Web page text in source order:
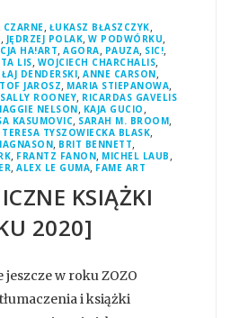
CZARNE, ŁUKASZ BŁASZCZYK,
, JĘDRZEJ POLAK, W PODWÓRKU,
HA!ART,AGORA, PAUZA, SIC!,
LIS, WOJCIECH CHARCHALIS,
DENDERSKI,ANNE CARSON,
JAROSZ, MARIA STIEPANOWA,
SALLY ROONEY, RICARDAS GAVELIS
NELSON, KAJA GUCIO ,
KASUMOVIC, SARAH M. BROOM,
TERESA TYSZOWIECKA BLASK,
, BRIT BENNETT,
, FRANTZ FANON, MICHEL LAUB ,
, ALEX LE GUMA, FAME ART
KSIĄŻKI
2020]
jeszcze w roku ZOZO
i książki